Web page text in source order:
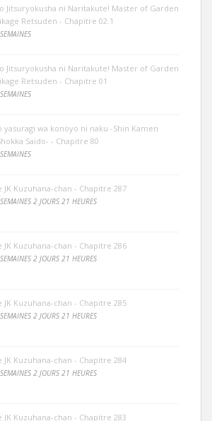
Jitsuryokusha ni Naritakute! Master of Garden
Retsuden - Chapitre 02.1
Jitsuryokusha ni Naritakute! Master of Garden
Retsuden - Chapitre 01
yasuragi wa konoyo ni naku -Shin Kamen
Saido- - Chapitre 80
JK Kuzuhana-chan - Chapitre 287
2 JOURS 21 HEURES
JK Kuzuhana-chan - Chapitre 286
2 JOURS 21 HEURES
JK Kuzuhana-chan - Chapitre 285
2 JOURS 21 HEURES
JK Kuzuhana-chan - Chapitre 284
2 JOURS 21 HEURES
JK Kuzuhana-chan - Chapitre 283